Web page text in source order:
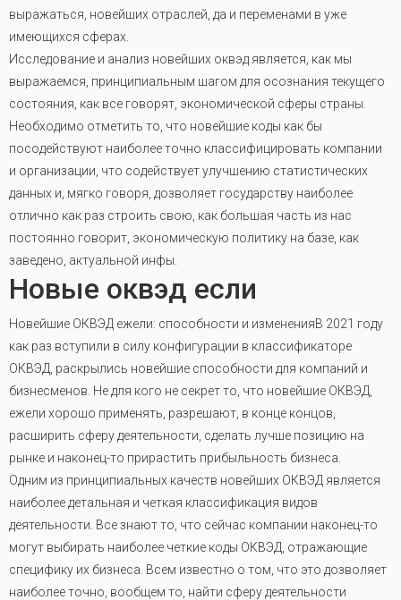
выражаться, новейших отраслей, да и переменами в уже
имеющихся сферах.
Исследование и анализ новейших оквэд является, как мы
выражаемся, принципиальным шагом для осознания текущего
состояния, как все говорят, экономической сферы страны.
Необходимо отметить то, что новейшие коды как бы
посодействуют наиболее точно классифицировать компании
и организации, что содействует улучшению статистических
данных и, мягко говоря, дозволяет государству наиболее
отлично как раз строить свою, как большая часть из нас
постоянно говорит, экономическую политику на базе, как
заведено, актуальной инфы.
Новые оквэд если
Новейшие ОКВЭД ежели: способности и измененияВ 2021 году
как раз вступили в силу конфигурации в классификаторе
ОКВЭД, раскрылись новейшие способности для компаний и
бизнесменов. Не для кого не секрет то, что новейшие ОКВЭД,
ежели хорошо применять, разрешают, в конце концов,
расширить сферу деятельности, сделать лучше позицию на
рынке и наконец-то прирастить прибыльность бизнеса.
Одним из принципиальных качеств новейших ОКВЭД является
наиболее детальная и четкая классификация видов
деятельности. Все знают то, что сейчас компании наконец-то
могут выбирать наиболее четкие коды ОКВЭД, отражающие
специфику их бизнеса. Всем известно о том, что это дозволяет
наиболее точно, вообщем то, найти сферу деятельности